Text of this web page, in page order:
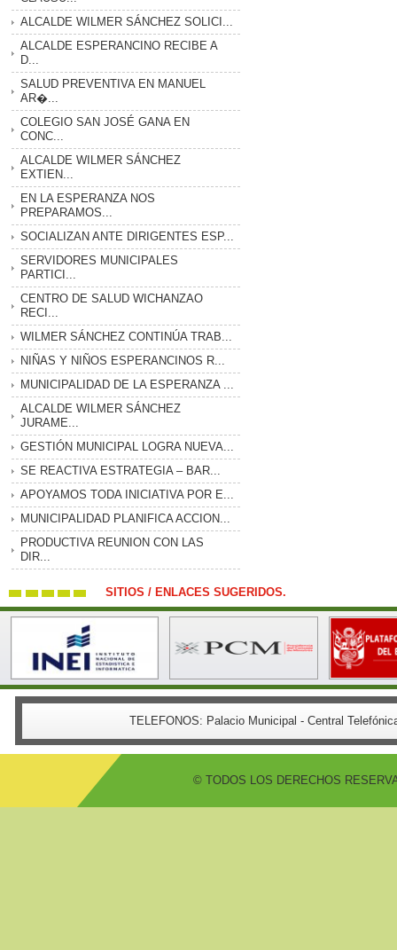
ALCALDE WILMER SÁNCHEZ SOLICI...
ALCALDE ESPERANCINO RECIBE A
D...
SALUD PREVENTIVA EN MANUEL
AR�...
COLEGIO SAN JOSÉ GANA EN
CONC...
ALCALDE WILMER SÁNCHEZ
EXTIEN...
EN LA ESPERANZA NOS
PREPARAMOS...
SOCIALIZAN ANTE DIRIGENTES ESP...
SERVIDORES MUNICIPALES
PARTICI...
CENTRO DE SALUD WICHANZAO
RECI...
WILMER SÁNCHEZ CONTINÚA TRAB...
NIÑAS Y NIÑOS ESPERANCINOS R...
MUNICIPALIDAD DE LA ESPERANZA ...
ALCALDE WILMER SÁNCHEZ
JURAME...
GESTIÓN MUNICIPAL LOGRA NUEVA...
SE REACTIVA ESTRATEGIA – BAR...
APOYAMOS TODA INICIATIVA POR E...
MUNICIPALIDAD PLANIFICA ACCION...
PRODUCTIVA REUNION CON LAS
DIR...
SITIOS / ENLACES SUGERIDOS.
TELEFONOS: Palacio Municipal - Central
© TODOS LOS DERECHOS